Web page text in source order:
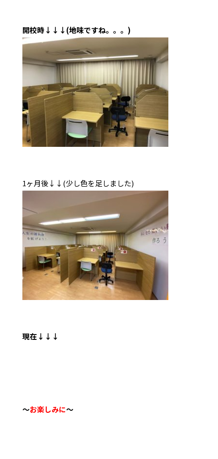
開校時↓↓↓(地味ですね。。。)
1ヶ月後↓↓(少し色を足しました)
現在↓↓↓
～お楽しみに～